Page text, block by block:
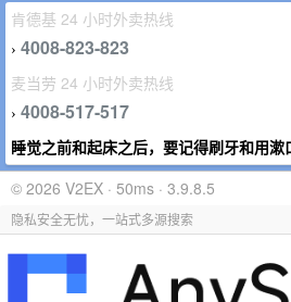
肯德基 24 小时外卖热线
› 4008-823-823
麦当劳 24 小时外卖热线
› 4008-517-517
睡觉之前和起床之后，要记得刷牙和用漱
© 2026 V2EX · 50ms · 3.9.8.5
隐私安全无忧，一站式多源搜索